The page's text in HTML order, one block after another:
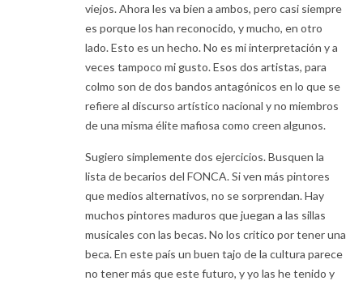
viejos. Ahora les va bien a ambos, pero casi siempre
es porque los han reconocido, y mucho, en otro
lado. Esto es un hecho. No es mi interpretación y a
veces tampoco mi gusto. Esos dos artistas, para
colmo son de dos bandos antagónicos en lo que se
refiere al discurso artístico nacional y no miembros
de una misma élite mafiosa como creen algunos.
Sugiero simplemente dos ejercicios. Busquen la
lista de becarios del FONCA. Si ven más pintores
que medios alternativos, no se sorprendan. Hay
muchos pintores maduros que juegan a las sillas
musicales con las becas. No los critico por tener una
beca. En este país un buen tajo de la cultura parece
no tener más que este futuro, y yo las he tenido y